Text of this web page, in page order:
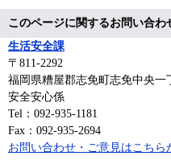
このページに関するお問い合わ
生活安全課
〒811-2292
福岡県糟屋郡志免町志免中央一
安全安心係
Tel：092-935-1181
Fax：092-935-2694
お問い合わせ・ご意見はこちら